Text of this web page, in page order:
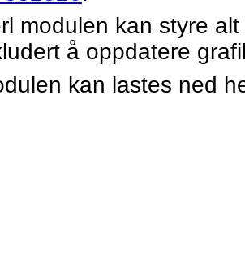
modulen kan styre
å oppdatere
kan lastes ned